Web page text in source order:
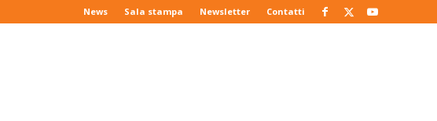
News Sala stampa Newsletter Contatti